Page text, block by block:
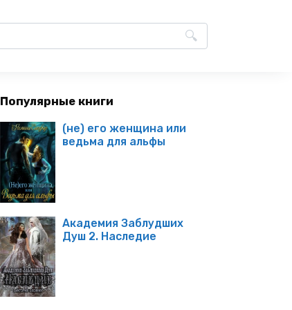
Популярные книги
(не) его женщина или
ведьма для альфы
Академия Заблудших
Душ 2. Наследие